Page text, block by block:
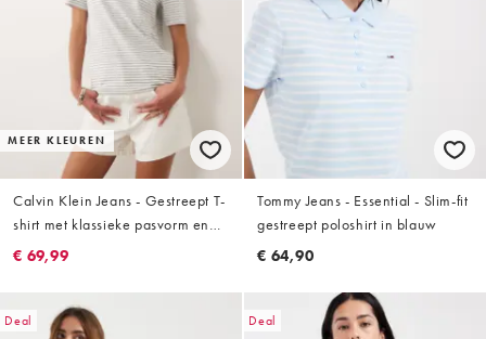
MEER KLEUREN
Calvin Klein Jeans - Gestreept T-
shirt met klassieke pasvorm en
geflockt logo in grijs
€ 69,99
Tommy Jeans - Essential - Slim-fit
gestreept poloshirt in blauw
€ 64,90
Deal Deal